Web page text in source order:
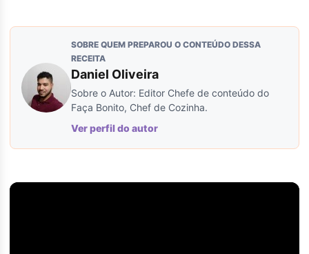
SOBRE QUEM PREPAROU O CONTEÚDO DESSA
RECEITA
Daniel Oliveira
Sobre o Autor: Editor Chefe de conteúdo do
Faça Bonito, Chef de Cozinha.
Ver perfil do autor